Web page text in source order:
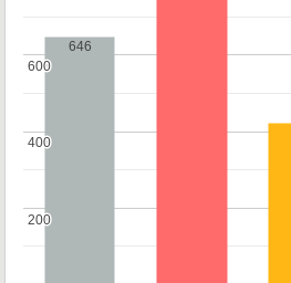
200
200
400
400
600
600
646